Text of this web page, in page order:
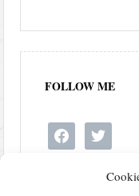
FOLLOW ME
facebook twitter